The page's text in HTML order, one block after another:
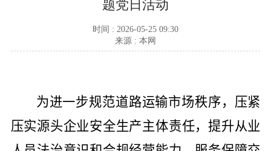
题党日活动
时间 : 2026-05-25 09:30
来源 : 本网
为进一步规范道路运输市场秩序，压紧
压实源头企业安全生产主体责任，提升从业